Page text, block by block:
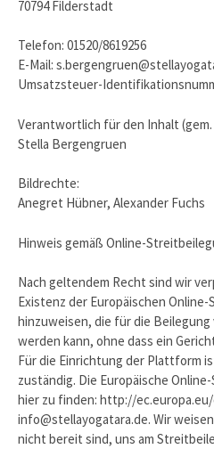
70794 Filderstadt
Telefon: 01520/8619256
E-Mail:
Umsatzsteuer-
Verantwortlich für den Inhalt (gem.
Stella Bergengruen
Bildrechte:
Anegret Hübner, Alexander Fuchs
Hinweis gemäß Online-
Nach geltendem Recht sind wir
Existenz der Europäischen
hinzuweisen, die für die
werden kann, ohne dass ein
Für die Einrichtung der Plattform
zuständig. Die Europäische
hier zu finden: http://
info@stellayogatara.de. Wir
nicht bereit sind, uns am